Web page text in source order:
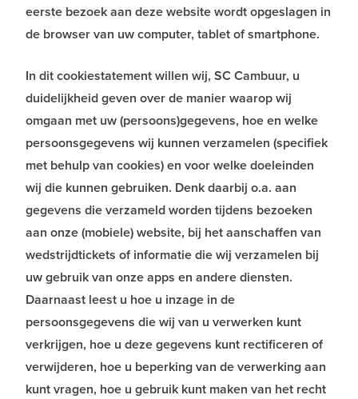
eerste bezoek aan deze website wordt opgeslagen in
de browser van uw computer, tablet of smartphone.
In dit cookiestatement willen wij, SC Cambuur, u
duidelijkheid geven over de manier waarop wij
omgaan met uw (persoons)gegevens, hoe en welke
persoonsgegevens wij kunnen verzamelen (specifiek
met behulp van cookies) en voor welke doeleinden
wij die kunnen gebruiken. Denk daarbij o.a. aan
gegevens die verzameld worden tijdens bezoeken
aan onze (mobiele) website, bij het aanschaffen van
wedstrijdtickets of informatie die wij verzamelen bij
uw gebruik van onze apps en andere diensten.
Daarnaast leest u hoe u inzage in de
persoonsgegevens die wij van u verwerken kunt
verkrijgen, hoe u deze gegevens kunt rectificeren of
verwijderen, hoe u beperking van de verwerking aan
kunt vragen, hoe u gebruik kunt maken van het recht